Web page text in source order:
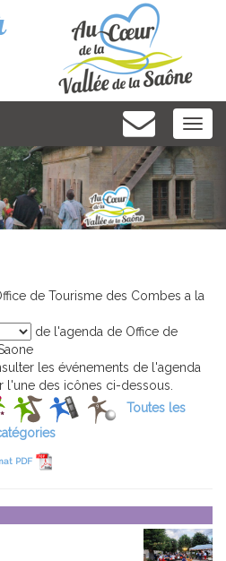
de Tourisme des Combes a la
de l'agenda de Office de
les événements de l'agenda
l'une des icônes ci-dessous.
Toutes les
PDF